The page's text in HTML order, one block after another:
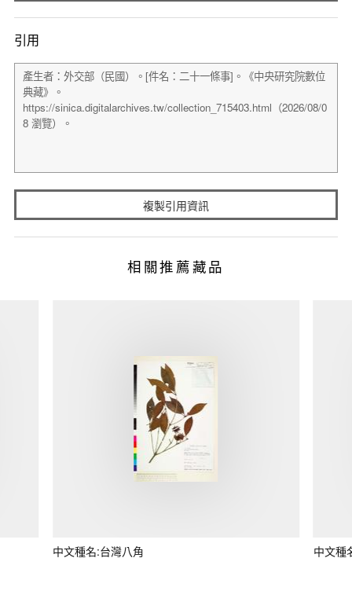
引用
複製引用資訊
相關推薦藏品
中文種名:台灣八角 中文種